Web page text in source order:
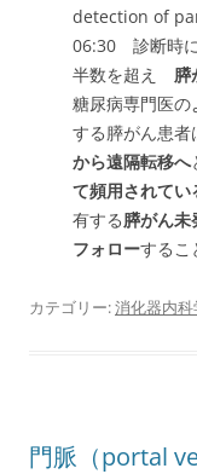
detection of
06:30 診断時
半数を超え 膵
糖尿病専門医
する膵がん患者
から遠隔転移へ
て頻用されて
有する膵がん未
フォローするこ
カテゴリー:消化器内科
門脈（portal